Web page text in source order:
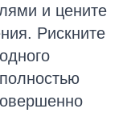
и цените
Рискните